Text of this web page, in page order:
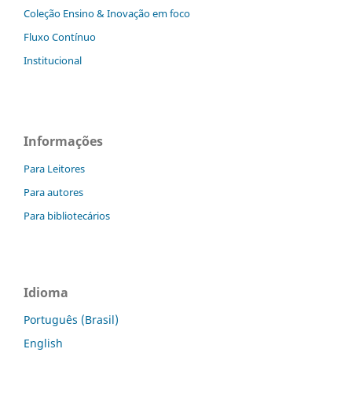
Coleção Ensino & Inovação em foco
Fluxo Contínuo
Institucional
Informações
Para Leitores
Para autores
Para bibliotecários
Idioma
Português (Brasil)
English